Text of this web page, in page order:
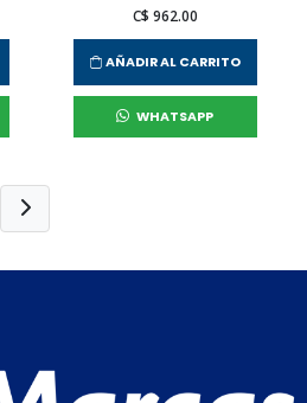
C$ 962.00
AÑADIR AL CARRITO
WHATSAPP